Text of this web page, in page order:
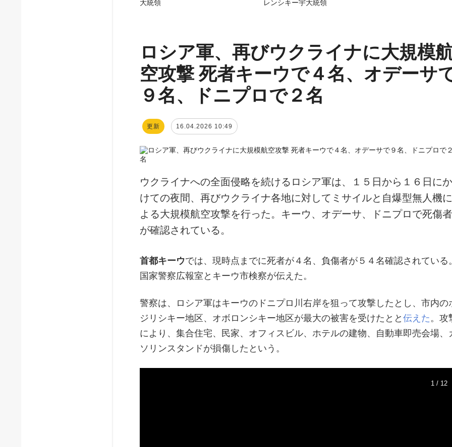
大統領
レンシキー宇大統領
ロシア軍、再びウクライナに大規模
空攻撃 死者キーウで４名、オデーサ
９名、ドニプロで２名
更新 16.04.2026 10:49
ウクライナへの全面侵略を続けるロシア軍は、１５日から１６日にか
けての夜間、再びウクライナ各地に対してミサイルと自爆型無人機に
よる大規模航空攻撃を行った。キーウ、オデーサ、ドニプロで死傷者
が確認されている。
首都キーウでは、現時点までに死者が４名、負傷者が５４名確認されている。
国家警察広報室とキーウ市検察が伝えた。
警察は、ロシア軍はキーウのドニプロ川右岸を狙って攻撃したとし、市内の
ジリシキー地区、オボロンシキー地区が最大の被害を受けたとと 伝えた 。攻
により、集合住宅、民家、オフィスビル、ホテルの建物、自動車即売会場、
ソリンスタンドが損傷したという。
1 / 12